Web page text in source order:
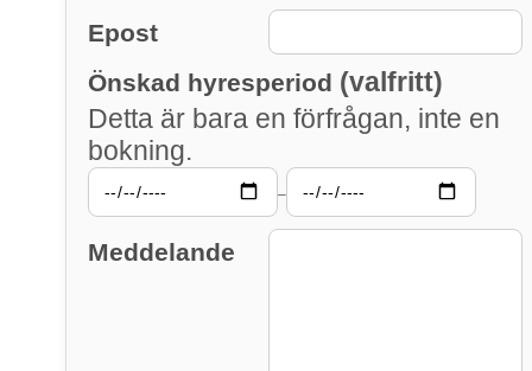
Epost
Önskad hyresperiod (valfritt)
Detta är bara en förfrågan, inte en
bokning.
–
Meddelande